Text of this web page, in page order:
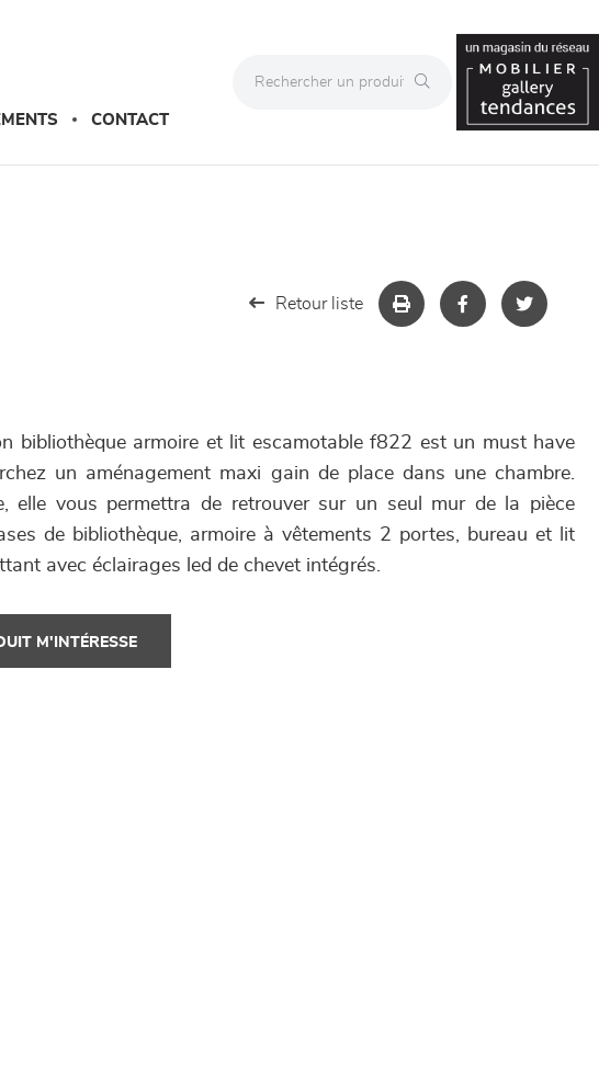
CONTACT
Retour liste
bibliothèque armoire et lit escamotable f822 est un must have
un aménagement maxi gain de place dans une chambre.
elle vous permettra de retrouver sur un seul mur de la pièce
de bibliothèque, armoire à vêtements 2 portes, bureau et lit
avec éclairages led de chevet intégrés.
M'INTÉRESSE